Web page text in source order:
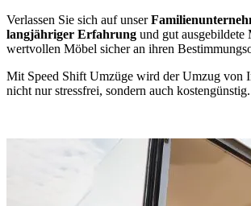
Verlassen Sie sich auf unser
langjähriger Erfahrung und gut ausgebildete
wertvollen Möbel sicher an ihren
Mit Speed Shift Umzüge wird der Umzug von
nicht nur stressfrei, sondern auch kostengünstig.